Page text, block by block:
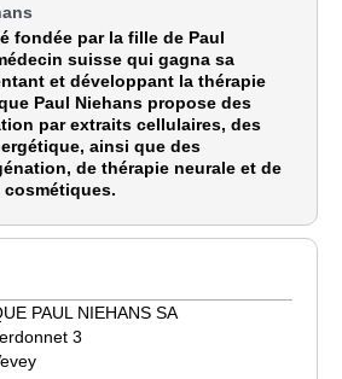
fondée par la fille de Paul
suisse qui gagna sa
et développant la thérapie
Paul Niehans propose des
par extraits cellulaires, des
ainsi que des
de thérapie neurale et de
PAUL NIEHANS SA
3